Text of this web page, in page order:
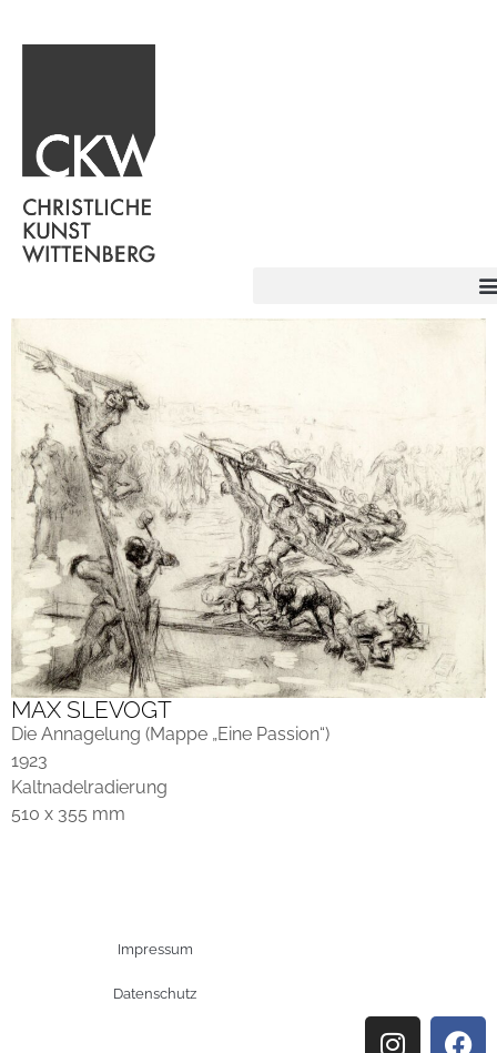
MAX SLEVOGT
Die Annagelung (Mappe „Eine Passion“)
1923
Kaltnadelradierung
510 x 355 mm
Impressum
Datenschutz